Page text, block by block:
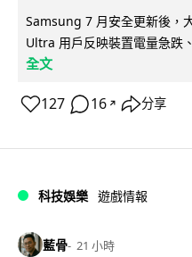
Samsung 7 月安全更新後，
Ultra 用戶反映裝置電量急跌
全文
127 16 ↗ 分享
科技娛樂 遊戲情報
藍骨 21 小時